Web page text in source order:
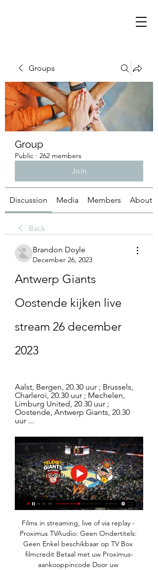
Groups
Group
Public · 262 members
Join
Discussion Media Members About
Back
Brandon Doyle
December 26, 2023
Antwerp Giants
Oostende kijken live
stream 26 december
2023
Aalst, Bergen, 20.30 uur ; Brussels,
Charleroi, 20.30 uur ; Mechelen,
Limburg United, 20.30 uur ;
Oostende, Antwerp Giants, 20.30
uur ...
Films in streaming, live of via replay -
Proximus TVAudio: Geen Ondertitels:
Geen Enkel beschikbaar op TV Box
filmcredit Betaal met uw Proximus-
aankooppincode Door uw